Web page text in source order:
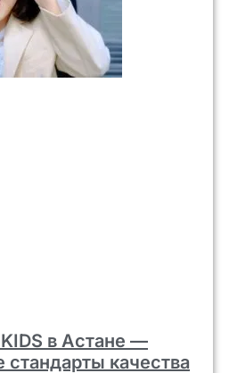
в Астане —
качества